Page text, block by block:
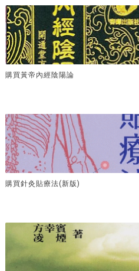
購買黃帝內經陰陽論
購買針灸貼療法(新版)